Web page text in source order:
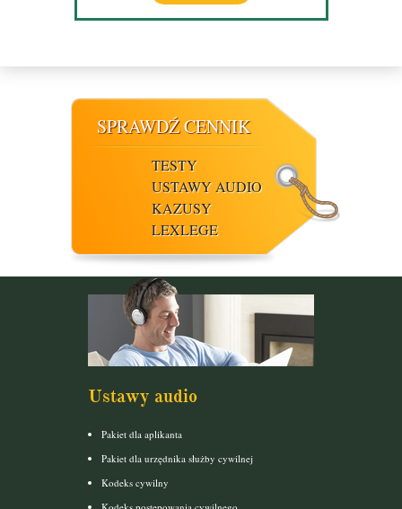
SPRAWDŹ CENNIK
TESTY
USTAWY AUDIO
KAZUSY
LEXLEGE
Ustawy audio
Pakiet dla aplikanta
Pakiet dla urzędnika służby cywilnej
Kodeks cywilny